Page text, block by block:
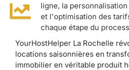
ligne, la
et l'optimisation des
chaque étape du
YourHostHelper La Rochelle
locations saisonnières en
immobilier en véritable produit